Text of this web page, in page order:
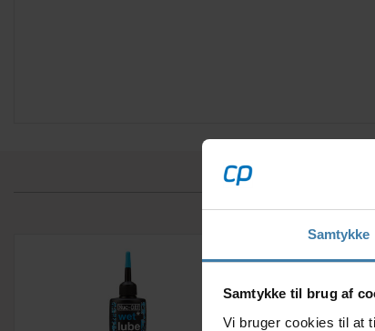
Samtykke
Samtykke til brug af
Vi bruger cookies til at